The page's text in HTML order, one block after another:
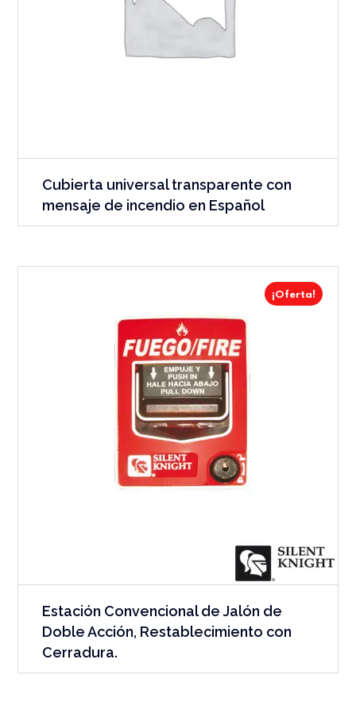
Cubierta universal transparente con
mensaje de incendio en Español
¡Oferta!
Estación Convencional de Jalón de
Doble Acción, Restablecimiento con
Cerradura.